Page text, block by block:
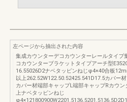
左ページから抽出された内容
集成カウンターデコカウンターレールタイプ
コカウンターブラケットタイプアーチ型
16.55026D2ナベタッピンねじφ4×40合板
以上262.52W122.50.52425.541D17.5カバー
カバー材端部キャップL端部キャップRカウン
上ナベタッピンねじ